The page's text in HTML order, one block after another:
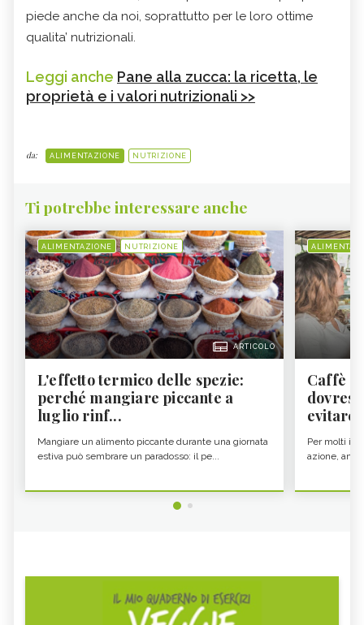
piede anche da noi, soprattutto per le loro ottime
qualita’ nutrizionali.
Leggi anche Pane alla zucca: la ricetta, le
proprietà e i valori nutrizionali >>
da: ALIMENTAZIONE NUTRIZIONE
Ti potrebbe interessare anche
ALIMENTAZIONE NUTRIZIONE
ARTICOLO
L'effetto termico delle spezie:
perché mangiare piccante a
luglio rinf...
Mangiare un alimento piccante durante una giornata
estiva può sembrare un paradosso: il pe...
Caffè
evitare
Per molti il
azione,